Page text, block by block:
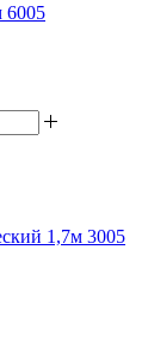
6005